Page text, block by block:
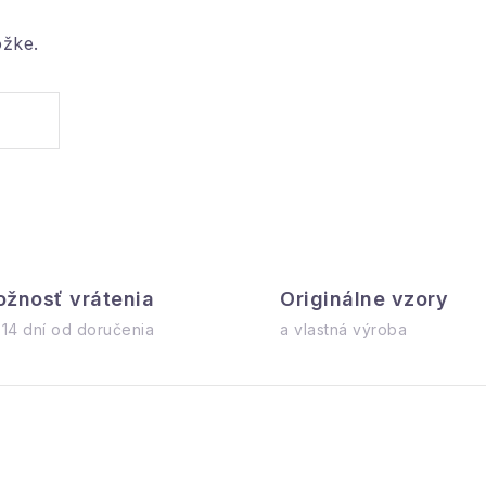
vrátenia
dní od doručenia
Originálne vzory
a vlastná výroba
náradie.
vhodná